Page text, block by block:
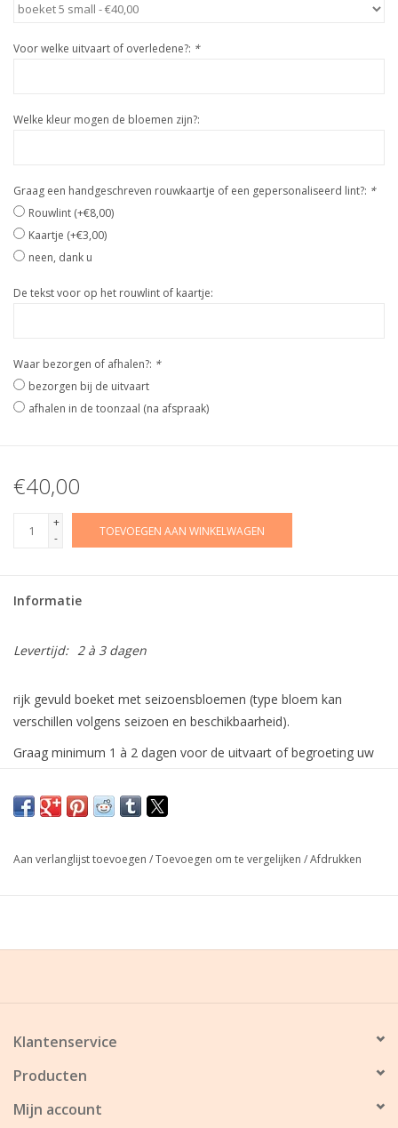
Voor welke uitvaart of overledene?: *
Welke kleur mogen de bloemen zijn?:
Graag een handgeschreven rouwkaartje of een gepersonaliseerd lint?: *
Rouwlint (+€8,00)
Kaartje (+€3,00)
neen, dank u
De tekst voor op het rouwlint of kaartje:
Waar bezorgen of afhalen?: *
bezorgen bij de uitvaart
afhalen in de toonzaal (na afspraak)
€40,00
+
-
TOEVOEGEN AAN WINKELWAGEN
Informatie
Levertijd: 2 à 3 dagen
rijk gevuld boeket met seizoensbloemen (type bloem kan
verschillen volgens seizoen en beschikbaarheid).
Graag minimum 1 à 2 dagen voor de uitvaart of begroeting uw
Aan verlanglijst toevoegen /Toevoegen om te vergelijken /Afdrukken
Klantenservice
Producten
Mijn account